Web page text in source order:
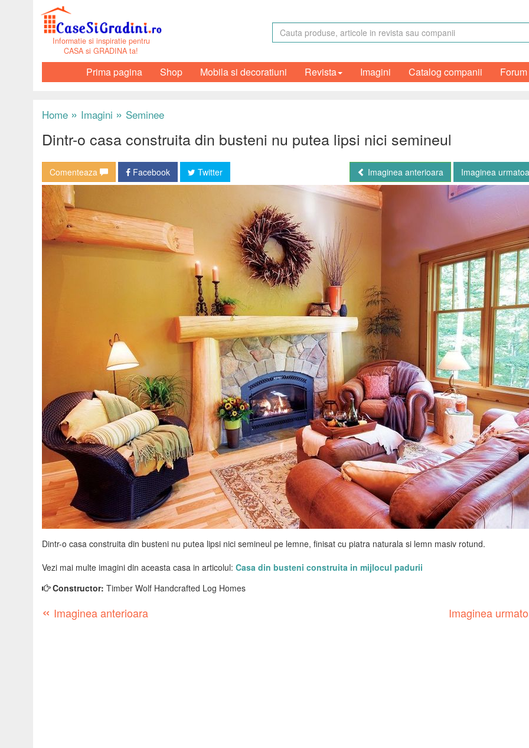
Informatie si inspiratie pentru
CASA si GRADINA ta!
Prima pagina Shop Mobila si decoratiuni Revista Imagini Catalog companii Forum
Home » Imagini » Seminee
Dintr-o casa construita din busteni nu putea lipsi nici semineul
Comenteaza Facebook Twitter Imaginea anterioara Imaginea
Dintr-o casa construita din busteni nu putea lipsi nici semineul pe lemne, finisat cu piatra naturala si lemn masiv rotund.
Vezi mai multe imagini din aceasta casa in articolul: Casa din busteni construita in mijlocul padurii
Constructor: Timber Wolf Handcrafted Log Homes
« Imaginea anterioara Imaginea